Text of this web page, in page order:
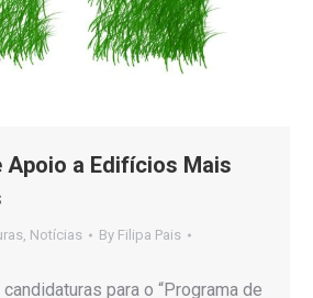
Apoio a Edifícios Mais
, Notícias By Filipa Pais
para o “Programa de